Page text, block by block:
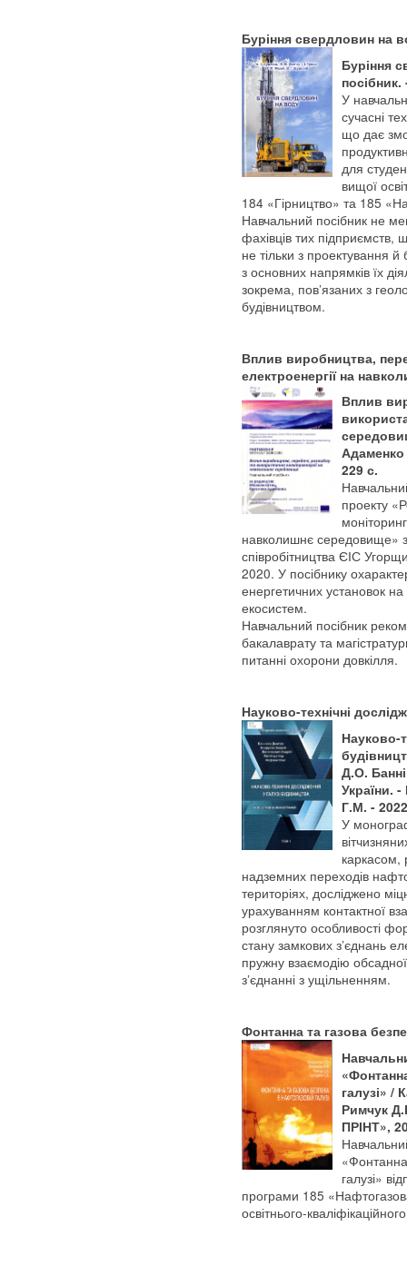
Буріння свердловин на
Буріння
У
сучасні
що дає
для
вищої
184 «Гірництво» та 185
Навчальний посібник не
фахівців тих підприємств,
не тільки з проектування
з основних напрямків їх
зокрема, пов’язаних з
будівництвом.
Вплив виробництва,
електроенергії на
Вплив
Адаменко
229 с.
проекту
навколишнє середовище»
співробітництва ЄІС
2020. У посібнику
енергетичних установок
екосистем.
Навчальний посібник
бакалаврату та
питанні охорони довкілля.
Науково-технічні
Науково-
Д.О.
України.
Г.М. -
У
каркасом,
надземних переходів
територіях, досліджено
урахуванням контактної
розглянуто особливості
стану замкових з’єднань
пружну взаємодію
з’єднанні з ущільненням.
Фонтанна та газова
галузі» /
Римчук
ПРІНТ»,
галузі»
програми 185
освітнього-